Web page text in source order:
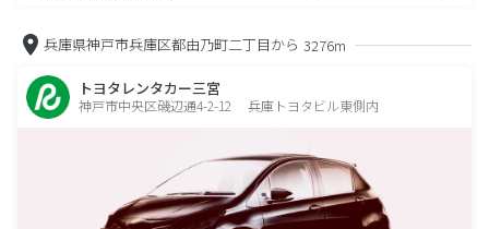
兵庫県神戸市兵庫区都由乃町二丁目から 3276m
トヨタレンタカー三宮
神戸市中央区磯辺通4-2-12 兵庫トヨタビル東側内